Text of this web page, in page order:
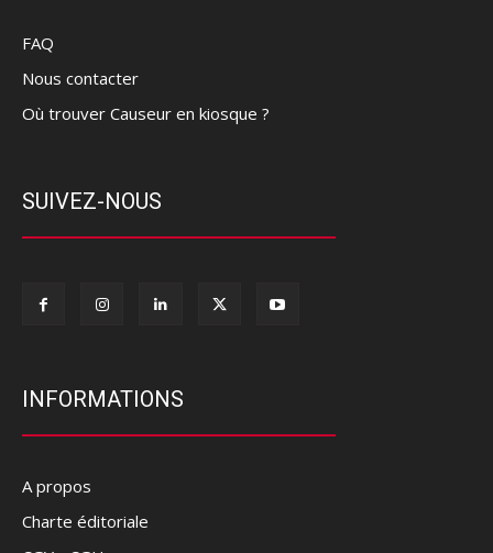
FAQ
Nous contacter
Où trouver Causeur en kiosque ?
SUIVEZ-NOUS
INFORMATIONS
A propos
Charte éditoriale